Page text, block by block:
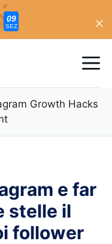
07
SEZ
Growth Hacks
e far
stelle il
follower